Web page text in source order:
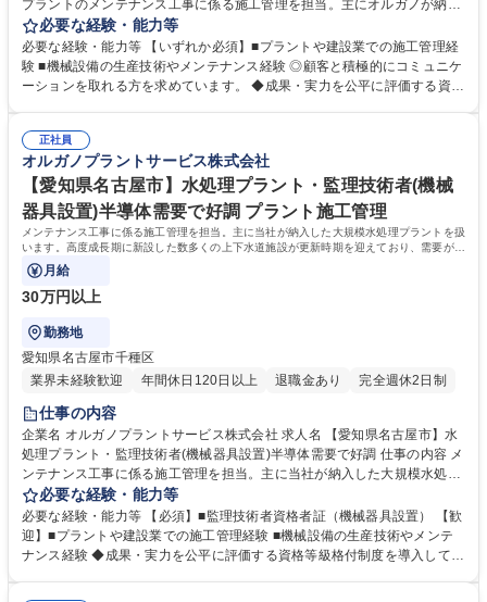
プラントのメンテナンス工事に係る施工管理を担当。主にオルガノが納入
した大規模水処理プラントを扱います。顧客は半導体・液晶等を製造する
電子メーカーや医薬品メーカー、食品メーカー等です。 ◆全国の顧客に迅
速な対応を行う為、全国に23ヶ所の出張所を設置しており、オルガノグル
ープ各社と協力して業務を進めていきます。 【技術力】世界トップレベル
ノグループは、「水」に秘められた能力を引き出し、産業と社会の未来を
拓いていきます。※建物の改変を伴う業務は含まない 募集職種 【埼玉県
戸田市】水処理エンジニア/プライム上場グループ/半導体需要で好調
必要な経験・能力等
必要な経験・能力等 【いずれか必須】■プラントや建設業での施工管理経
験 ■機械設備の生産技術やメンテナンス経験 ◎顧客と積極的にコミュニケ
ーションを取れる方を求めています。 ◆成果・実力を公平に評価する資格
ます。 ◆高度経済成長期に普及した全国の多くの上下水道施設が老朽化、
更新時期を迎えています。「水」の能力を引き出すプライム市場上場オル
ガノグループで、水処理プラントに関する経験を活かして活躍できます。
学歴・資格 学歴：大学院 大学 高専 短大 専修学校 高校 語学力： 資格：第
一種運転免許普通自動車
正社員
オルガノプラントサービス株式会社
【愛知県名古屋市】水処理プラント・監理技術者(機械
器具設置)半導体需要で好調 プラント施工管理
メンテナンス工事に係る施工管理を担当。主に当社が納入した大規模水処理プラントを扱
います。高度成長期に新設した数多くの上下水道施設が更新時期を迎えており、需要が増
加しております。
月給
30万円以上
勤務地
愛知県名古屋市千種区
業界未経験歓迎
年間休日120日以上 退職金あり 完全週休2日制
仕事の内容
企業名 オルガノプラントサービス株式会社 求人名 【愛知県名古屋市】水
処理プラント・監理技術者(機械器具設置)半導体需要で好調 仕事の内容 メ
ンテナンス工事に係る施工管理を担当。主に当社が納入した大規模水処理
プラントを扱います。高度成長期に新設した数多くの上下水道施設が更新
時期を迎えており、需要が増加しております。 顧客は官公庁をはじめ、半
導体・液晶等を製造する電子メーカーや医薬品メーカー、食品メーカー等
です。日本全国の顧客に迅速な対応を行う為、全国に23ヶ所の出張所を設
必要な経験・能力等
必要な経験・能力等 【必須】■監理技術者資格者証（機械器具設置） 【歓
迎】■プラントや建設業での施工管理経験 ■機械設備の生産技術やメンテ
ナンス経験 ◆成果・実力を公平に評価する資格等級格付制度を導入してい